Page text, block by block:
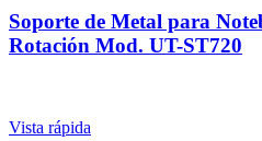
Soporte de Metal para
Rotación Mod. UT-ST720
Vista rápida